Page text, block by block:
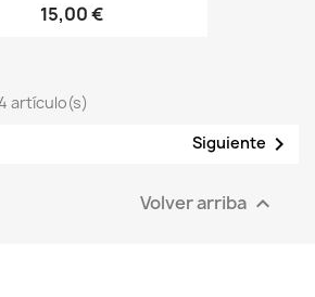
15,00 €
artículo(s)
Siguiente 
Volver arriba 